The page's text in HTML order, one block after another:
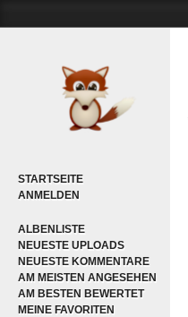
STARTSEITE
ANMELDEN
ALBENLISTE
NEUESTE UPLOADS
NEUESTE KOMMENTARE
AM MEISTEN ANGESEHEN
AM BESTEN BEWERTET
MEINE FAVORITEN